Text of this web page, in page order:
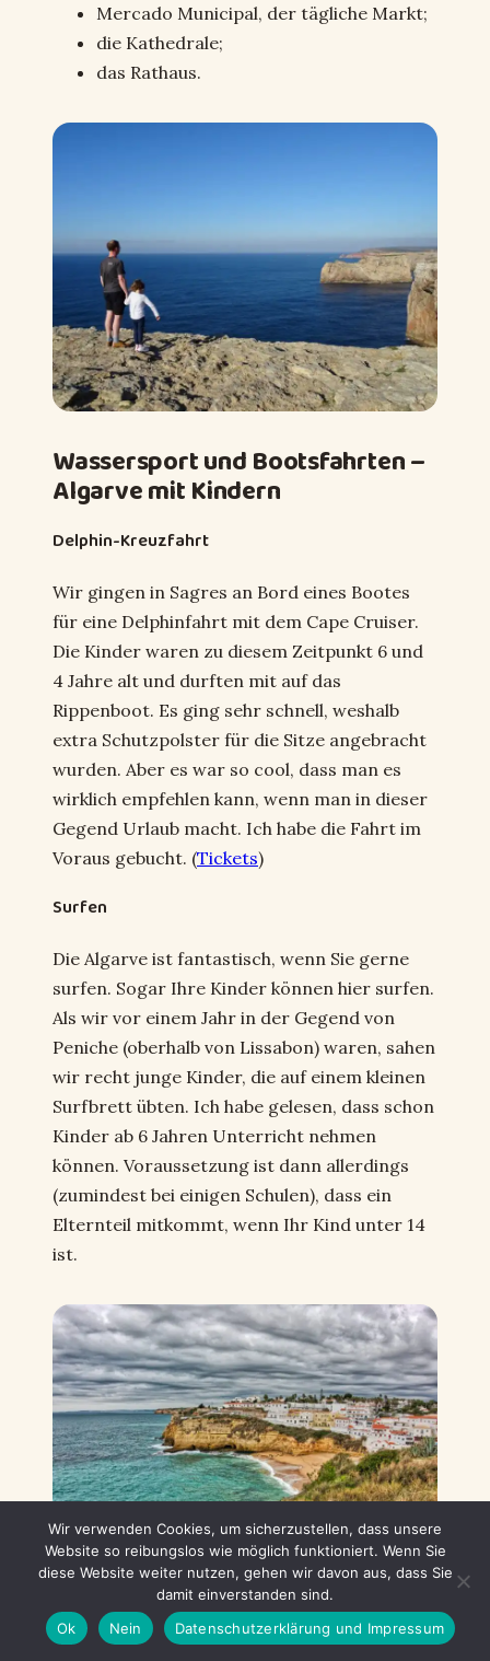
Mercado Municipal, der tägliche Markt;
die Kathedrale;
das Rathaus.
Wassersport und Bootsfahrten –
Algarve mit Kindern
Delphin-Kreuzfahrt
Wir gingen in Sagres an Bord eines Bootes
für eine Delphinfahrt mit dem Cape Cruiser.
Die Kinder waren zu diesem Zeitpunkt 6 und
4 Jahre alt und durften mit auf das
Rippenboot. Es ging sehr schnell, weshalb
extra Schutzpolster für die Sitze angebracht
wurden. Aber es war so cool, dass man es
wirklich empfehlen kann, wenn man in dieser
Gegend Urlaub macht. Ich habe die Fahrt im
Voraus gebucht. (Tickets)
Surfen
Die Algarve ist fantastisch, wenn Sie gerne
surfen. Sogar Ihre Kinder können hier surfen.
Als wir vor einem Jahr in der Gegend von
Peniche (oberhalb von Lissabon) waren, sahen
wir recht junge Kinder, die auf einem kleinen
Surfbrett übten. Ich habe gelesen, dass schon
Kinder ab 6 Jahren Unterricht nehmen
können. Voraussetzung ist dann allerdings
(zumindest bei einigen Schulen), dass ein
Elternteil mitkommt, wenn Ihr Kind unter 14
ist.
Carvoeiro
Orte an der Algarve mit Kindern
Wir verwenden Cookies, um sicherzustellen, dass unsere
Website so reibungslos wie möglich funktioniert. Wenn Sie
diese Website weiter nutzen, gehen wir davon aus, dass Sie
damit einverstanden sind.
Ok
Nein Datenschutzerklärung und Impressum